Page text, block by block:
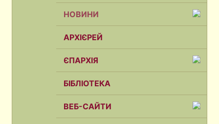
НОВИНИ
АРХІЄРЕЙ
ЄПАРХІЯ
БІБЛІОТЕКА
ВЕБ-САЙТИ